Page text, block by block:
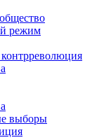
режим
выборы